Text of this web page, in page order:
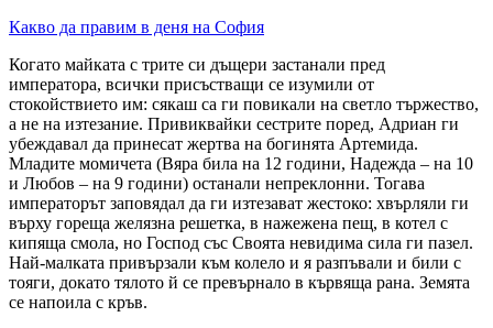
Какво да правим в деня на София
Когато майката с трите си дъщери застанали пред
императора, всички присъстващи се изумили от
стокойствието им: сякаш са ги повикали на светло тържество,
а не на изтезание. Привиквайки сестрите поред, Адриан ги
убеждавал да принесат жертва на богинята Артемида.
Младите момичета (Вяра била на 12 години, Надежда – на 10
и Любов – на 9 години) останали непреклонни. Тогава
императорът заповядал да ги изтезават жестоко: хвърляли ги
върху гореща желязна решетка, в нажежена пещ, в котел с
кипяща смола, но Господ със Своята невидима сила ги пазел.
Най-малката привързали към колело и я разпъвали и били с
тояги, докато тялото й се превърнало в кървяща рана. Земята
се напоила с кръв.